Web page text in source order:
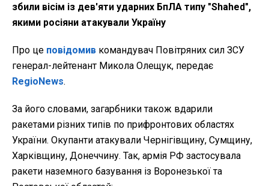
збили вісім із дев'яти ударних БпЛА типу "Shahed",
якими росіяни атакували Україну
Про це повідомив командувач Повітряних сил ЗСУ
генерал-лейтенант Микола Олещук, передає
RegioNews.
За його словами, загарбники також вдарили
ракетами різних типів по прифронтових областях
України. Окупанти атакували Чернігівщину, Сумщину,
Харківщину, Донеччину. Так, армія РФ застосувала
ракети наземного базування із Воронезької та